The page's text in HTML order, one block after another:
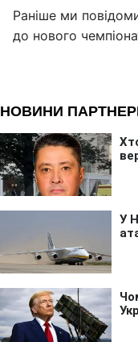
Раніше ми
до нового